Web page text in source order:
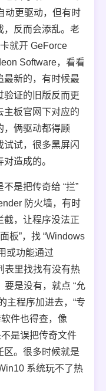
动更驱动，但有时
，反而会添乱。老
就开 GeForce
Software，看看
最新的，有时候最
验证的旧版反而更
主板官网下对应的
，俩驱动都得顾
试，很多黑屏闪
造成的。
是把传奇给 “拦”
防火墙，有时
截，让程序没法正
板”，找 “Windows
或功能通过
表里找找有没有热
要是没有，就点 “允
主程序加进去，“专
软件也得查，像
是误把传奇文件
区。很多时候就是
系统玩不了热